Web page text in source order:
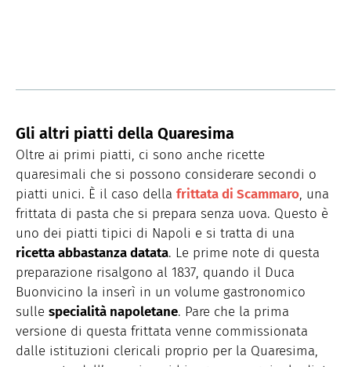
Gli altri piatti della Quaresima
Oltre ai primi piatti, ci sono anche ricette
quaresimali che si possono considerare secondi o
piatti unici. È il caso della frittata di Scammaro, una
frittata di pasta che si prepara senza uova. Questo è
uno dei piatti tipici di Napoli e si tratta di una
ricetta abbastanza datata. Le prime note di questa
preparazione risalgono al 1837, quando il Duca
Buonvicino la inserì in un volume gastronomico
sulle specialità napoletane. Pare che la prima
versione di questa frittata venne commissionata
dalle istituzioni clericali proprio per la Quaresima,